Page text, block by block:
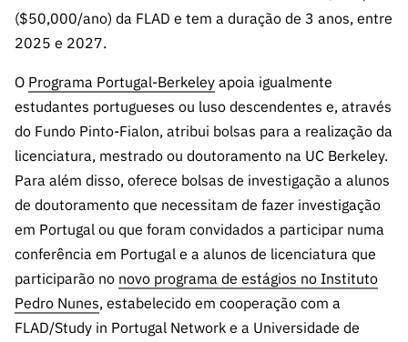
($50,000/ano) da FLAD e tem a duração de 3 anos, entre
2025 e 2027.
O Programa Portugal-Berkeley apoia igualmente
estudantes portugueses ou luso descendentes e, através
do Fundo Pinto-Fialon, atribui bolsas para a realização da
licenciatura, mestrado ou doutoramento na UC Berkeley.
Para além disso, oferece bolsas de investigação a alunos
de doutoramento que necessitam de fazer investigação
em Portugal ou que foram convidados a participar numa
conferência em Portugal e a alunos de licenciatura que
participarão no novo programa de estágios no Instituto
Pedro Nunes, estabelecido em cooperação com a
FLAD/Study in Portugal Network e a Universidade de